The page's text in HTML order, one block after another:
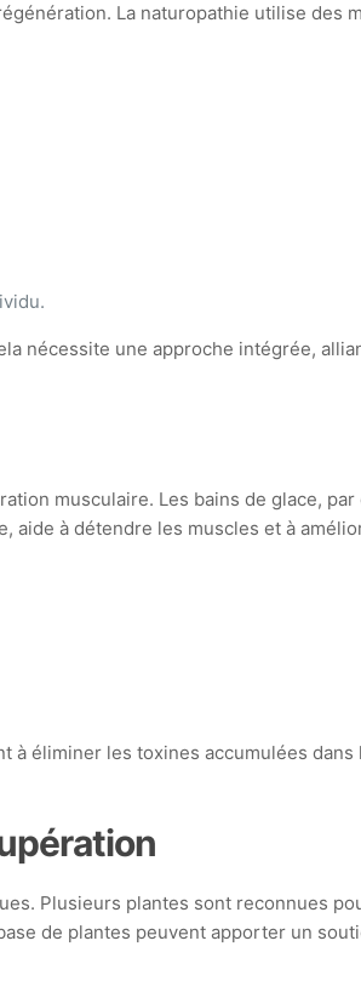
La naturopathie utilise des
nécessite une approche intégrée,
musculaire. Les bains de glace,
aide à détendre les muscles et à
éliminer les toxines accumulées
Plusieurs plantes sont reconnues
de plantes peuvent apporter un